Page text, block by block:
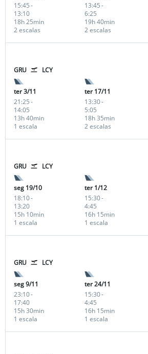
15:45-
13:10
2 escalas
18h 25min
13:45-
6:25
2 escalas
19h 40min
GRU LCY
ter 3/11
21:25-
14:05
1 escala
13h 40min
ter 17/11
13:30-
5:05
2 escalas
18h 35min
GRU LCY
seg 19/10
18:10-
13:20
1 escala
15h 10min
ter 1/12
15:30-
4:45
1 escala
16h 15min
GRU LCY
seg 9/11
23:10-
17:40
1 escala
15h 30min
ter 24/11
15:30-
4:45
1 escala
16h 15min